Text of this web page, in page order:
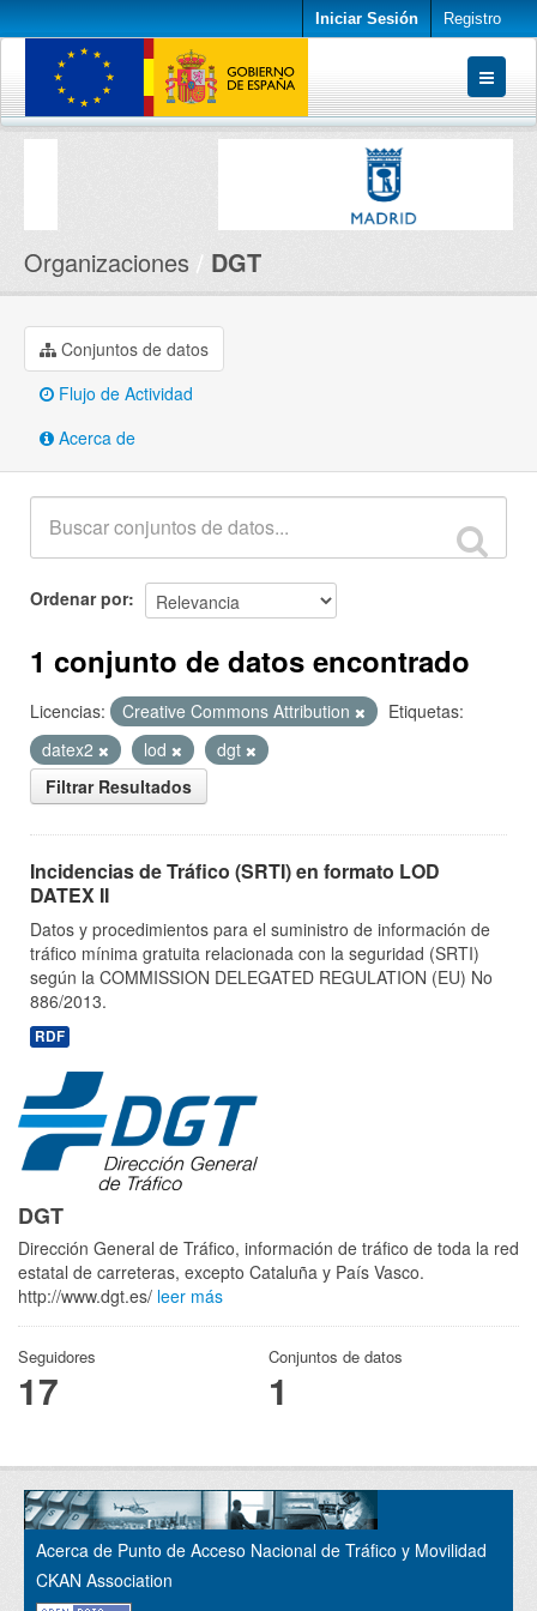
Iniciar Sesión Registro
Conjuntos de datos
Organizaciones DGT
Conjuntos de datos
Flujo de Actividad
Acerca de
Ordenar por
1 conjunto de datos encontrado
Licencias: Creative Commons Attribution
Etiquetas:
datex2
lod
dgt
Filtrar Resultados
Incidencias de Tráfico (SRTI) en formato LOD
DATEX II
Datos y procedimientos para el suministro de información de
tráfico mínima gratuita relacionada con la seguridad (SRTI)
según la COMMISSION DELEGATED REGULATION (EU) No
886/2013.
RDF
DGT
Dirección General de Tráfico, información de tráfico de toda la red
estatal de carreteras, excepto Cataluña y País Vasco.
http://www.dgt.es/ leer más
Seguidores
17
Conjuntos de datos
1
Acerca de Punto de Acceso Nacional de Tráfico y Movilidad
CKAN Association